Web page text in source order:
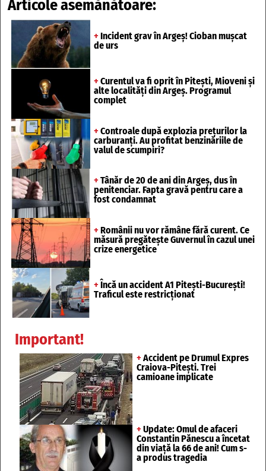
Articole asemănătoare:
+ Incident grav în Argeș! Cioban mușcat
de urs
+ Curentul va fi oprit în Pitești, Mioveni și
alte localități din Argeș. Programul
complet
+ Controale după explozia prețurilor la
carburanți. Au profitat benzinăriile de
valul de scumpiri?
+ Tânăr de 20 de ani din Argeș, dus în
penitenciar. Fapta gravă pentru care a
fost condamnat
+ Românii nu vor rămâne fără curent. Ce
măsură pregătește Guvernul în cazul unei
crize energetice
+ Încă un accident A1 Pitești-București!
Traficul este restricționat
Important!
+ Accident pe Drumul Expres
Craiova-Pitești. Trei
camioane implicate
+ Update: Omul de afaceri
Constantin Pănescu a încetat
din viață la 66 de ani! Cum s-
a produs tragedia